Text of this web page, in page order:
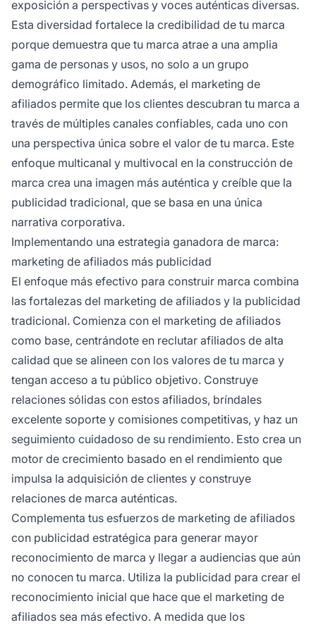
exposición a perspectivas y voces auténticas diversas.
Esta diversidad fortalece la credibilidad de tu marca
porque demuestra que tu marca atrae a una amplia
gama de personas y usos, no solo a un grupo
demográfico limitado. Además, el marketing de
afiliados permite que los clientes descubran tu marca a
través de múltiples canales confiables, cada uno con
una perspectiva única sobre el valor de tu marca. Este
enfoque multicanal y multivocal en la construcción de
marca crea una imagen más auténtica y creíble que la
publicidad tradicional, que se basa en una única
narrativa corporativa.
Implementando una estrategia ganadora de marca:
marketing de afiliados más publicidad
El enfoque más efectivo para construir marca combina
las fortalezas del marketing de afiliados y la publicidad
tradicional. Comienza con el marketing de afiliados
como base, centrándote en reclutar afiliados de alta
calidad que se alineen con los valores de tu marca y
tengan acceso a tu público objetivo. Construye
relaciones sólidas con estos afiliados, bríndales
excelente soporte y comisiones competitivas, y haz un
seguimiento cuidadoso de su rendimiento. Esto crea un
motor de crecimiento basado en el rendimiento que
impulsa la adquisición de clientes y construye
relaciones de marca auténticas.
Complementa tus esfuerzos de marketing de afiliados
con publicidad estratégica para generar mayor
reconocimiento de marca y llegar a audiencias que aún
no conocen tu marca. Utiliza la publicidad para crear el
reconocimiento inicial que hace que el marketing de
afiliados sea más efectivo. A medida que los